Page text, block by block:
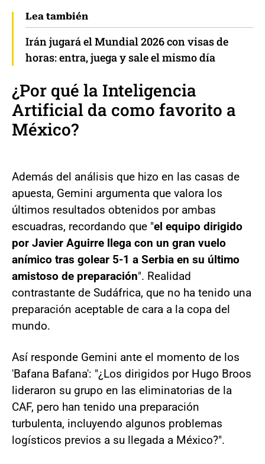
Lea también
Irán jugará el Mundial 2026 con visas de
horas: entra, juega y sale el mismo día
¿Por qué la Inteligencia
Artificial da como favorito a
México?
Además del análisis que hizo en las casas de
apuesta, Gemini argumenta que valora los
últimos resultados obtenidos por ambas
escuadras, recordando que "el equipo dirigido
por Javier Aguirre llega con un gran vuelo
anímico tras golear 5-1 a Serbia en su último
amistoso de preparación". Realidad
contrastante de Sudáfrica, que no ha tenido una
preparación aceptable de cara a la copa del
mundo.
Así responde Gemini ante el momento de los
'Bafana Bafana': "¿Los dirigidos por Hugo Broos
lideraron su grupo en las eliminatorias de la
CAF, pero han tenido una preparación
turbulenta, incluyendo algunos problemas
logísticos previos a su llegada a México?".